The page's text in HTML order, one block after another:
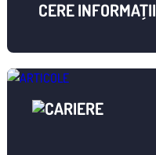
CERE INFORMAȚII